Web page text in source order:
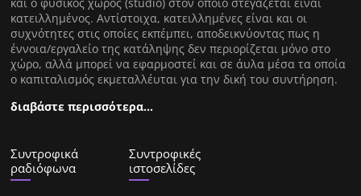
κατειλλημένος. Αντίστοιχα, κατειλλημένες είναι και οι
συχνότητες στις οποίες εκπέμπει, αποδεικνύοντας πως η
έννοια/εργαλείο της κατάληψης δεν περιορίζεται μόνο στο
χώρο, αλλά μπορεί να εφαρμοστεί και σε άυλα μέσα τα οποία
ο καπιταλισμός εκμεταλλέυται για την δική του συντήρηση.
διαβάστε περισσότερα…
Συντροφικά
ραδιόφωνα
Συντροφικές
ιστοσελίδες